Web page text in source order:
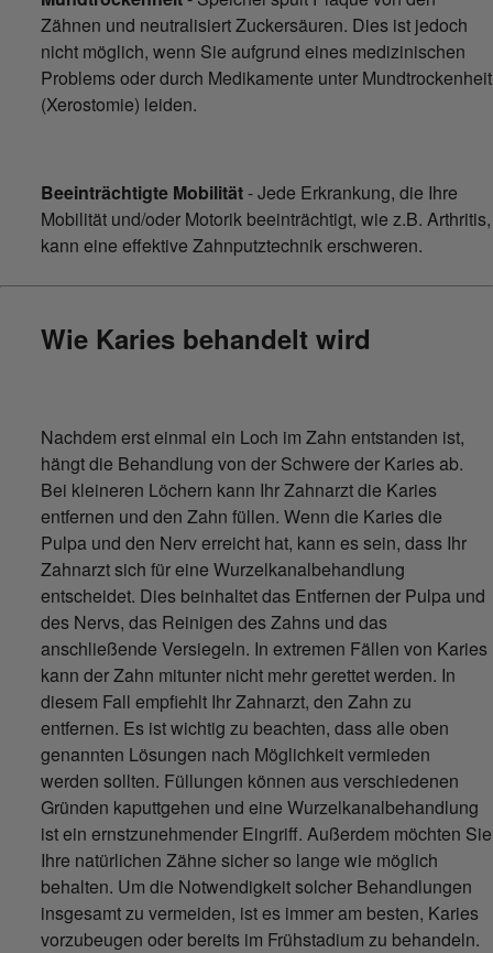
Zähnen und neutralisiert Zuckersäuren. Dies ist jedoch
nicht möglich, wenn Sie aufgrund eines medizinischen
Problems oder durch Medikamente unter Mundtrockenheit
(Xerostomie) leiden.
Beeinträchtigte Mobilität- Jede Erkrankung, die Ihre
Mobilität und/oder Motorik beeinträchtigt, wie z.B. Arthritis,
kann eine effektive Zahnputztechnik erschweren.
Wie Karies behandelt wird
Nachdem erst einmal ein Loch im Zahn entstanden ist,
hängt die Behandlung von der Schwere der Karies ab.
Bei kleineren Löchern kann Ihr Zahnarzt die Karies
entfernen und den Zahn füllen. Wenn die Karies die
Pulpa und den Nerv erreicht hat, kann es sein, dass Ihr
Zahnarzt sich für eine Wurzelkanalbehandlung
entscheidet. Dies beinhaltet das Entfernen der Pulpa und
des Nervs, das Reinigen des Zahns und das
anschließende Versiegeln. In extremen Fällen von Karies
kann der Zahn mitunter nicht mehr gerettet werden. In
diesem Fall empfiehlt Ihr Zahnarzt, den Zahn zu
entfernen. Es ist wichtig zu beachten, dass alle oben
genannten Lösungen nach Möglichkeit vermieden
werden sollten. Füllungen können aus verschiedenen
Gründen kaputtgehen und eine Wurzelkanalbehandlung
ist ein ernstzunehmender Eingriff. Außerdem möchten Sie
Ihre natürlichen Zähne sicher so lange wie möglich
behalten. Um die Notwendigkeit solcher Behandlungen
insgesamt zu vermeiden, ist es immer am besten, Karies
vorzubeugen oder bereits im Frühstadium zu behandeln.